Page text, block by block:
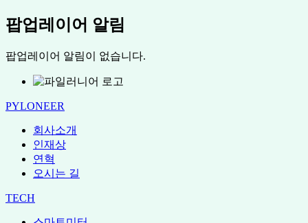
팝업레이어 알림
팝업레이어 알림이 없습니다.
PYLONEER
회사소개
인재상
연혁
오시는 길
TECH